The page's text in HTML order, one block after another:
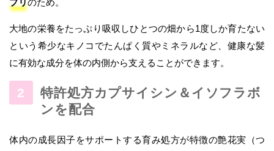
大地の栄養をたっぷり吸収しひとつの畑から1度しか育たない
という希少なキノコでたんぱく質やミネラルなど、健康な髪
に有効な成分を体の内側から支えることができます。
特許処方カプサイシン＆イソフラボ
ンを配合
体内の成長因子をサポートする育み処方が特徴の艶花実（つ